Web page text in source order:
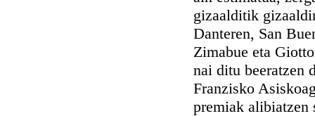
gizaalditik
Danteren, San
Zimabue eta
nai ditu beeratzen
Franzisko
premiak alibiatzen